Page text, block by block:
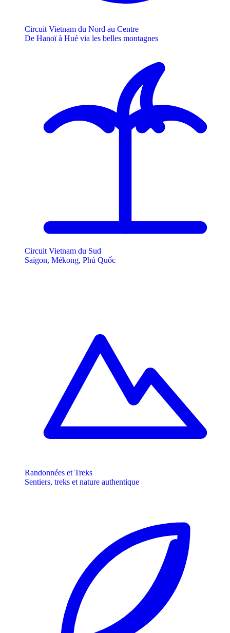
Circuit Vietnam du Nord au Centre
De Hanoï à Hué via les belles montagnes
Circuit Vietnam du Sud
Saïgon, Mékong, Phú Quốc
Randonnées et Treks
Sentiers, treks et nature authentique